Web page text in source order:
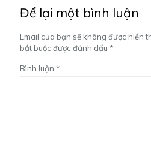
Để lại một bình luận
Email của bạn sẽ không được hiển
bắt buộc được đánh dấu *
Bình luận *